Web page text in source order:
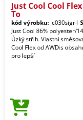
Just Cool Cool
To
kód výrobku: jc030sigr-l
Just Cool 86% polyester/
Úzký střih. Vlastní
Cool Flex od AWDis
pro lepší